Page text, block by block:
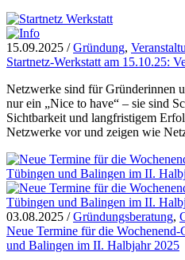
15.09.2025 /Gründung,
Startnetz-Werkstatt am 15.10.25:
Netzwerke sind für Gründerinnen
nur ein „Nice to have“ – sie sind
Sichtbarkeit und langfristigem
Netzwerke vor und zeigen wie
03.08.2025 /Gründungsberatung,
Neue Termine für die
und Balingen im II. Halbjahr 2025